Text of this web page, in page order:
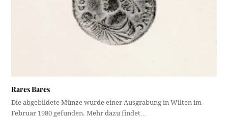
Rares Bares
Die abgebildete Münze wurde einer Ausgrabung in Wilten im
Februar 1980 gefunden. Mehr dazu findet…